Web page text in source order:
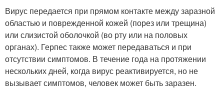
Вирус передается при прямом контакте между заразной
областью и поврежденной кожей (порез или трещина)
или слизистой оболочкой (во рту или на половых
органах). Герпес также может передаваться и при
отсутствии симптомов. В течение года на протяжении
нескольких дней, когда вирус реактивируется, но не
вызывает симптомов, человек может быть заразен.